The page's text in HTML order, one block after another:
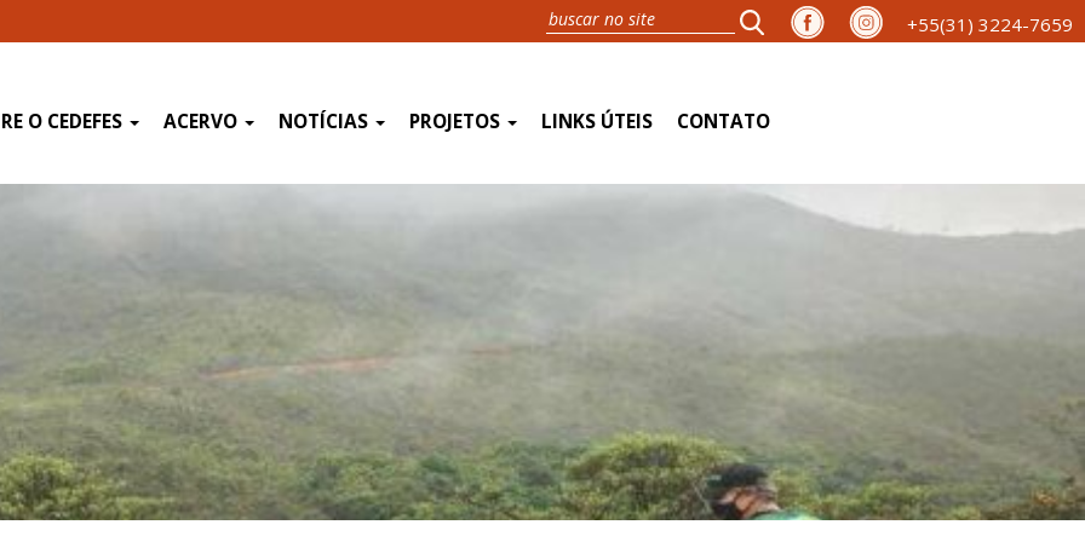
+55(31) 3224-7659
O CEDEFES ACERVO NOTÍCIAS PROJETOS LINKS ÚTEIS CONTATO